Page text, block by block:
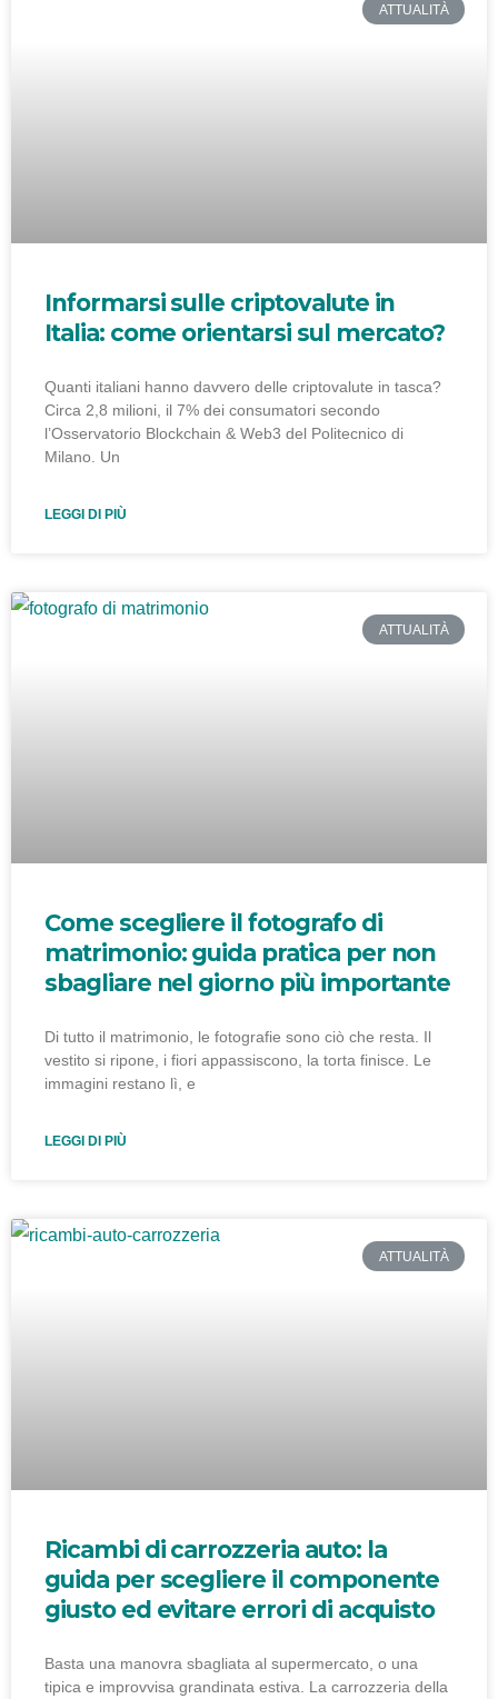
ATTUALITÀ
Informarsi sulle criptovalute in
Italia: come orientarsi sul mercato?
Quanti italiani hanno davvero delle criptovalute in tasca?
Circa 2,8 milioni, il 7% dei consumatori secondo
l’Osservatorio Blockchain & Web3 del Politecnico di
Milano. Un
LEGGI DI PIÙ
ATTUALITÀ
Come scegliere il fotografo di
matrimonio: guida pratica per non
sbagliare nel giorno più importante
Di tutto il matrimonio, le fotografie sono ciò che resta. Il
vestito si ripone, i fiori appassiscono, la torta finisce. Le
immagini restano lì, e
LEGGI DI PIÙ
ATTUALITÀ
Ricambi di carrozzeria auto: la
guida per scegliere il componente
giusto ed evitare errori di acquisto
Basta una manovra sbagliata al supermercato, o una
tipica e improvvisa grandinata estiva. La carrozzeria della